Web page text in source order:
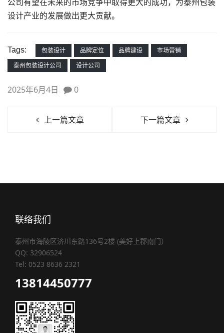
设计产业的发展做出更大贡献。
Tags: 包装设计 品牌定位 品牌建设
市场营销
泰州包装设计公司
设计公司
2025年6月4日 0
上一篇文章 下一篇文章
联络我们
泰州市海陵区济川东路136号2楼 (美好上郡南门）
QQ: 32906524
Tel: 0523 8636 2321
13814450777